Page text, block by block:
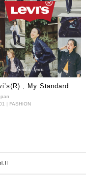
, My Standard
| FASHION